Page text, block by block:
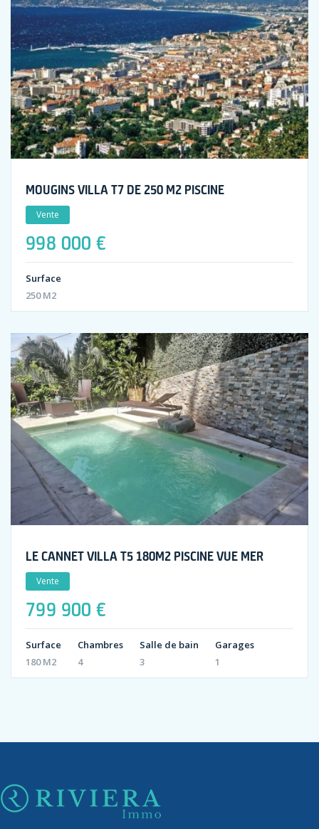
MOUGINS VILLA T7 DE 250 M2 PISCINE
Vente
998 000 €
Surface
250 M2
LE CANNET VILLA T5 180M2 PISCINE VUE MER
Vente
799 900 €
Surface
180 M2
Chambres
4
Salle de bain
3
Garages
1